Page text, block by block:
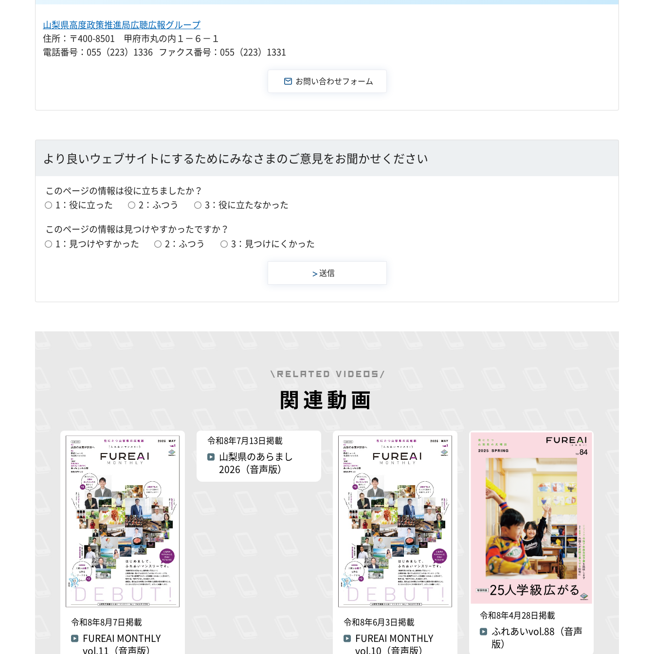
山梨県高度政策推進局広聴広報グループ
住所：〒400-8501 甲府市丸の内１－６－１
電話番号：055（223）1336 ファクス番号：055（223）1331
より良いウェブサイトにするためにみなさまのご意見をお聞かせください
このページの情報は役に立ちましたか？
1：役に立った
2：ふつう
3：役に立たなかった
このページの情報は見つけやすかったですか？
1：見つけやすかった
2：ふつう 3：見つけにくかった
関連動画
令和8年8月7日掲載
FUREAI MONTHLY
vol.11（音声版）
令和8年7月13日掲載
山梨県のあらまし
2026（音声版）
令和8年6月3日掲載
FUREAI MONTHLY
vol.10（音声版）
令和8年4月28日掲載
ふれあいvol.88（音声
版）